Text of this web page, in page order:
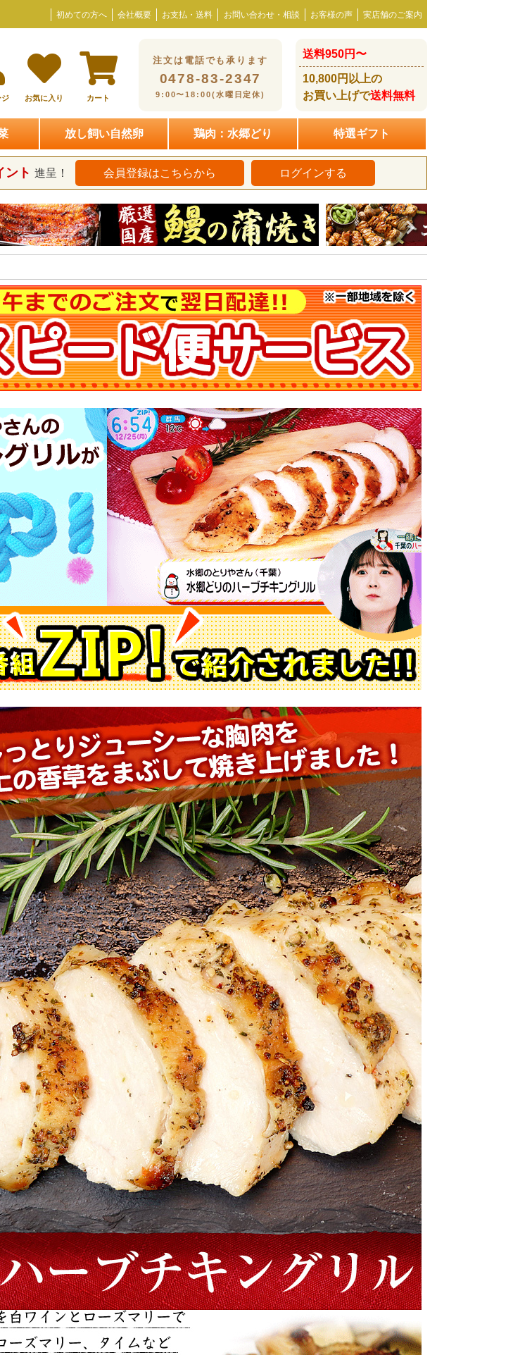
初めての方へ 会社概要 お支払・送料 お問い合わせ・相談 お客様の声 実店舗のご案内
ジ お気に入り カート
注文は電話でも承ります
0478-83-2347
9:00〜18:00(水曜日定休)
送料950円〜
10,800円以上の
お買い上げで送料無料
放し飼い自然卵 鶏肉：水郷どり 特選ギフト
ント 進呈！ 会員登録はこちらから ログインする